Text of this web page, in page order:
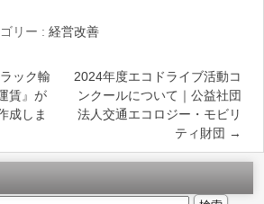
リー :経営改善
ック輸
賃』が
成しま
2024年度エコドライブ活動コ
ンクールについて｜公益社団
法人交通エコロジー・モビリ
ティ財団 →